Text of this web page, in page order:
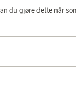
du gjøre dette når